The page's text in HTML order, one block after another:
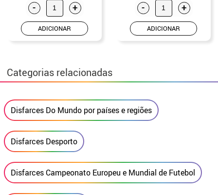
- +
ADICIONAR
- +
ADICIONAR
Categorias relacionadas
Disfarces Do Mundo por países e regiões
Disfarces Desporto
Disfarces Campeonato Europeu e Mundial de Futebol